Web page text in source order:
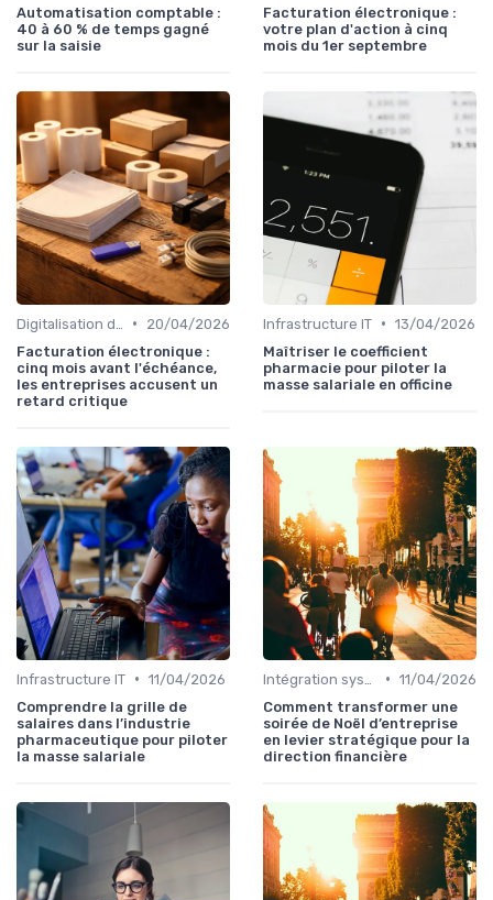
Automatisation comptable :
40 à 60 % de temps gagné
sur la saisie
Facturation électronique :
votre plan d'action à cinq
mois du 1er septembre
•
20/04/2026
Facturation électronique :
cinq mois avant l'échéance,
les entreprises accusent un
retard critique
Infrastructure IT • 13/04/2026
Maîtriser le coefficient
pharmacie pour piloter la
masse salariale en officine
Infrastructure IT • 11/04/2026
Comprendre la grille de
salaires dans l’industrie
pharmaceutique pour piloter
la masse salariale
• 11/04/2026
Comment transformer une
soirée de Noël d’entreprise
en levier stratégique pour la
direction financière